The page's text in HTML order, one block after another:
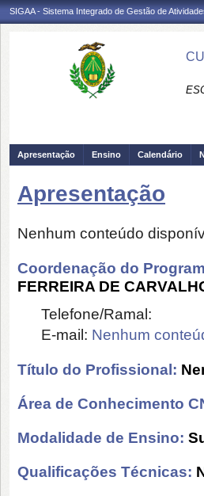
SIGAA - Sistema Integrado de Gestão de
Apresentação Ensino Calendário
Apresentação
Nenhum conteúdo
Coordenação do
FERREIRA DE
Telefone/Ramal:
E-mail: Nenhum
Título do Profissional:
Área de Conhecimento
Modalidade de Ensino:
Qualificações Técnicas: